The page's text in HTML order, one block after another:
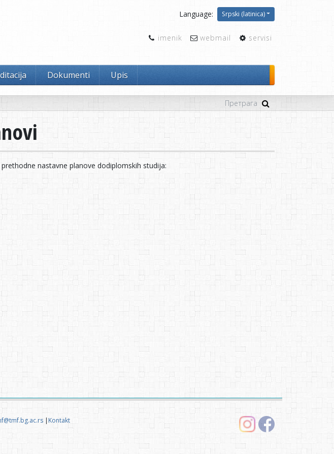
Language: Srpski (latinica)
imenik webmail servisi
Dokumenti Upis
nastavne planove dodiplomskih studija:
|Kontakt